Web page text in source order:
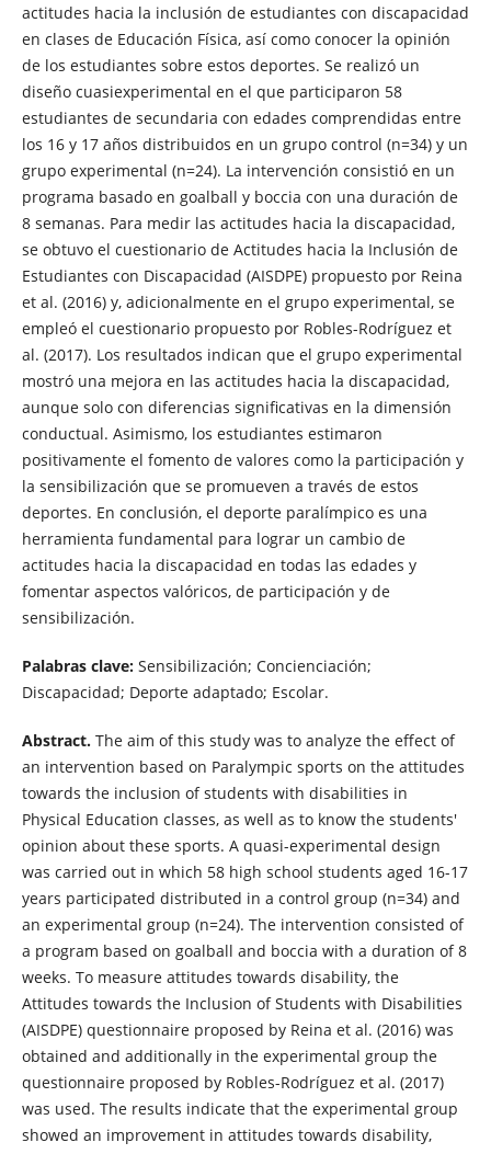
actitudes hacia la inclusión de estudiantes con discapacidad
en clases de Educación Física, así como conocer la opinión
de los estudiantes sobre estos deportes. Se realizó un
diseño cuasiexperimental en el que participaron 58
estudiantes de secundaria con edades comprendidas entre
los 16 y 17 años distribuidos en un grupo control (n=34) y un
grupo experimental (n=24). La intervención consistió en un
programa basado en goalball y boccia con una duración de
8 semanas. Para medir las actitudes hacia la discapacidad,
se obtuvo el cuestionario de Actitudes hacia la Inclusión de
Estudiantes con Discapacidad (AISDPE) propuesto por Reina
et al. (2016) y, adicionalmente en el grupo experimental, se
empleó el cuestionario propuesto por Robles-Rodríguez et
al. (2017). Los resultados indican que el grupo experimental
mostró una mejora en las actitudes hacia la discapacidad,
aunque solo con diferencias significativas en la dimensión
conductual. Asimismo, los estudiantes estimaron
positivamente el fomento de valores como la participación y
la sensibilización que se promueven a través de estos
deportes. En conclusión, el deporte paralímpico es una
herramienta fundamental para lograr un cambio de
actitudes hacia la discapacidad en todas las edades y
fomentar aspectos valóricos, de participación y de
sensibilización.
Palabras clave: Sensibilización; Concienciación;
Discapacidad; Deporte adaptado; Escolar.
Abstract. The aim of this study was to analyze the effect of
an intervention based on Paralympic sports on the attitudes
towards the inclusion of students with disabilities in
Physical Education classes, as well as to know the students'
opinion about these sports. A quasi-experimental design
was carried out in which 58 high school students aged 16-17
years participated distributed in a control group (n=34) and
an experimental group (n=24). The intervention consisted of
a program based on goalball and boccia with a duration of 8
weeks. To measure attitudes towards disability, the
Attitudes towards the Inclusion of Students with Disabilities
(AISDPE) questionnaire proposed by Reina et al. (2016) was
obtained and additionally in the experimental group the
questionnaire proposed by Robles-Rodríguez et al. (2017)
was used. The results indicate that the experimental group
showed an improvement in attitudes towards disability,